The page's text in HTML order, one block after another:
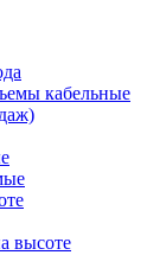
кабельные
высоте